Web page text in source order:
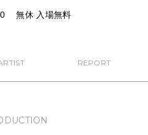
無休 入場無料
REPORT